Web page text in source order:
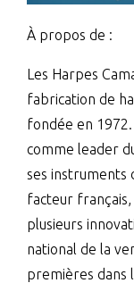
À propos de :
Les Harpes
fabrication de
fondée en
comme leader
ses instruments
facteur
plusieurs
national de la
premières dans